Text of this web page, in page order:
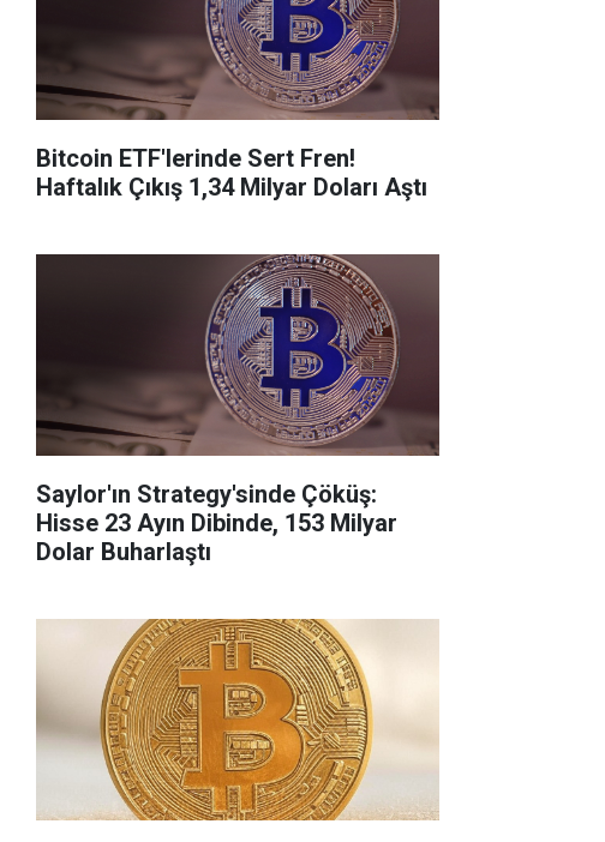
Bitcoin ETF'lerinde Sert Fren!
Haftalık Çıkış 1,34 Milyar Doları Aştı
Saylor'ın Strategy'sinde Çöküş:
Hisse 23 Ayın Dibinde, 153 Milyar
Dolar Buharlaştı